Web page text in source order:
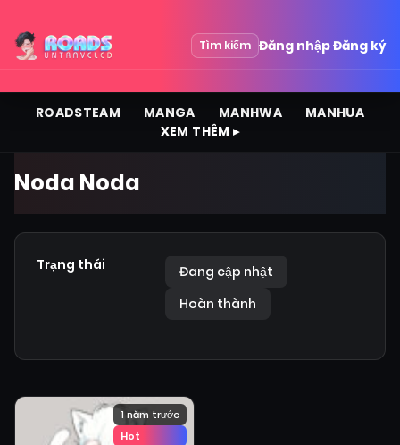
Tìm kiếm Đăng nhậpĐăng ký
ROADSTEAM MANGA MANHWA
MANHUA
XEM THÊM ▸
Noda Noda
Trạng thái
Đang cập nhật
Hoàn thành
1 năm trước
Hot